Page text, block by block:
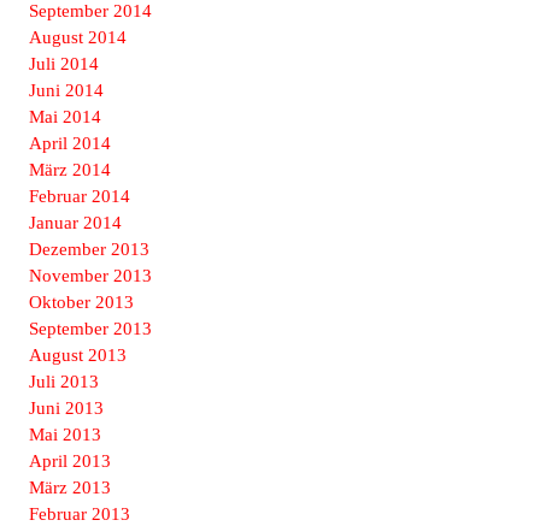
September 2014
August 2014
Juli 2014
Juni 2014
Mai 2014
April 2014
März 2014
Februar 2014
Januar 2014
Dezember 2013
November 2013
Oktober 2013
September 2013
August 2013
Juli 2013
Juni 2013
Mai 2013
April 2013
März 2013
Februar 2013